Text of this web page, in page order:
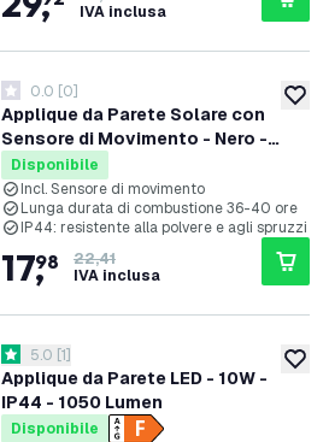
IVA inclusa
Applique da Parete Solare con
Sensore di Movimento - Nero -
IP44
0 stelle di valutazione
0.0 [0]
Disponibile
Incl. Sensore di movimento
Lunga durata di combustione 36-40 ore
IP44: resistente alla polvere e agli spruzzi
17,
98
22,41
IVA inclusa
Applique da Parete LED - 10W -
IP44 - 1050 Lumen
apri il cassetto delle recensioni
5 stelle di valutazione
5.0 [1]
Disponibile